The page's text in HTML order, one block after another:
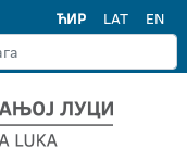
ЋИР LAT EN